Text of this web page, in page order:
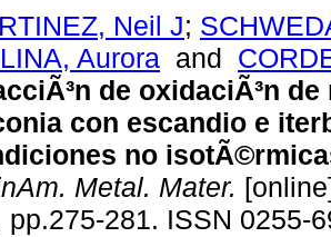
Neil J;
Aurora and
de oxidaciÃ³n
con escandio e
no
Metal. Mater.
pp.275-281. ISSN 0255-